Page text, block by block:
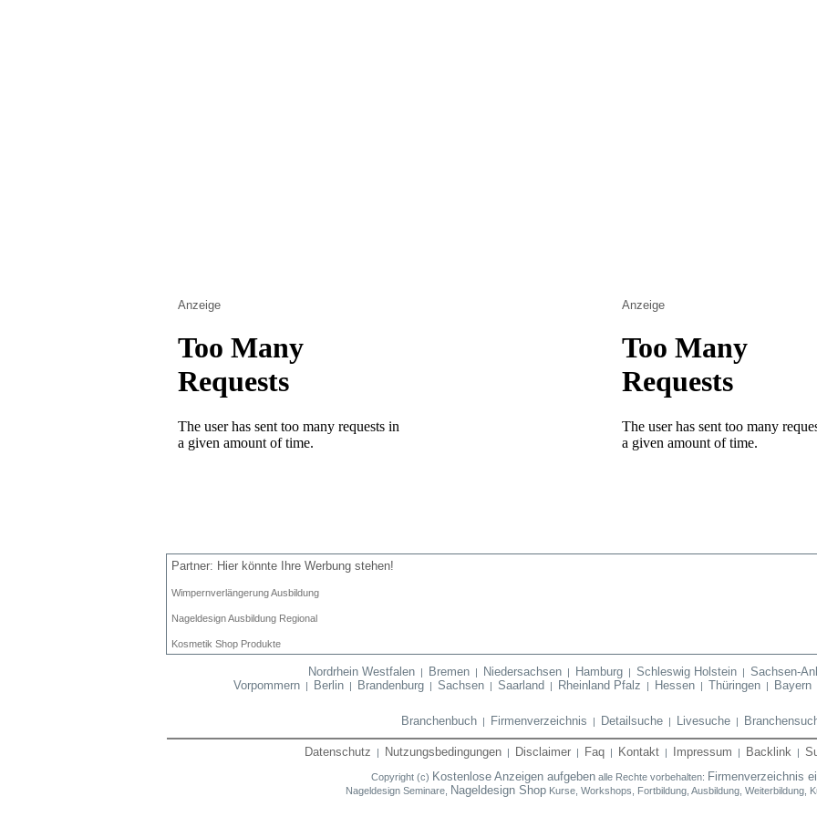
Anzeige Anzeige
Partner: Hier könnte Ihre Werbung stehen!
Wimpernverlängerung Ausbildung
Nageldesign Ausbildung Regional
Kosmetik Shop Produkte
Nordrhein Westfalen| Bremen| Niedersachsen| Hamburg| Schleswig Holstein| Sachsen-
Vorpommern| Berlin| Brandenburg| Sachsen| Saarland | Rheinland Pfalz | Hessen| Thüringen| Bayern
Branchenbuch| Firmenverzeichnis | Detailsuche| Livesuche|
Datenschutz | Nutzungsbedingungen | Disclaimer | Faq | Kontakt | Impressum | Backlink |
Copyright (c) Kostenlose Anzeigen aufgebenalle Rechte vorbehalten: Firmenverzeichnis
Nageldesign Seminare, Nageldesign ShopKurse, Workshops, Fortbildung, Ausbildung, Weiterbildung,